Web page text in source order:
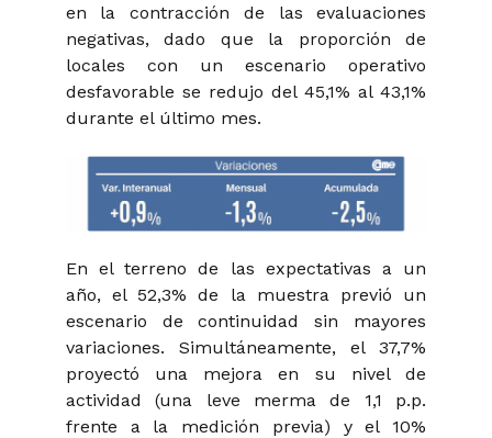
en la contracción de las evaluaciones
negativas, dado que la proporción de
locales con un escenario operativo
desfavorable se redujo del 45,1% al 43,1%
durante el último mes.
En el terreno de las expectativas a un
año, el 52,3% de la muestra previó un
escenario de continuidad sin mayores
variaciones. Simultáneamente, el 37,7%
proyectó una mejora en su nivel de
actividad (una leve merma de 1,1 p.p.
frente a la medición previa) y el 10%